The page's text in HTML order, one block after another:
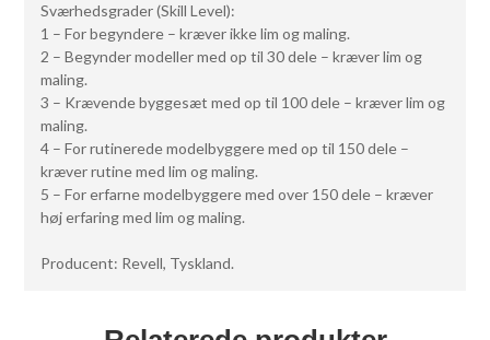
Sværhedsgrader (Skill Level):
1 – For begyndere – kræver ikke lim og maling.
2 – Begynder modeller med op til 30 dele – kræver lim og
maling.
3 – Krævende byggesæt med op til 100 dele – kræver lim og
maling.
4 – For rutinerede modelbyggere med op til 150 dele –
kræver rutine med lim og maling.
5 – For erfarne modelbyggere med over 150 dele – kræver
høj erfaring med lim og maling.
Producent: Revell, Tyskland.